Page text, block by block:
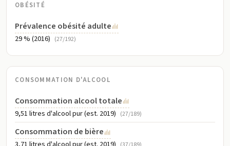
OBÉSITÉ
Prévalence obésité adulte
29 % (2016) (27/192)
CONSOMMATION D'ALCOOL
Consommation alcool totale
9,51 litres d'alcool pur (est. 2019) (27/189)
Consommation de bière